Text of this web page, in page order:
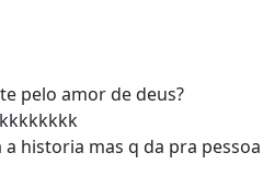
pelo amor de deus?
historia mas q da pra